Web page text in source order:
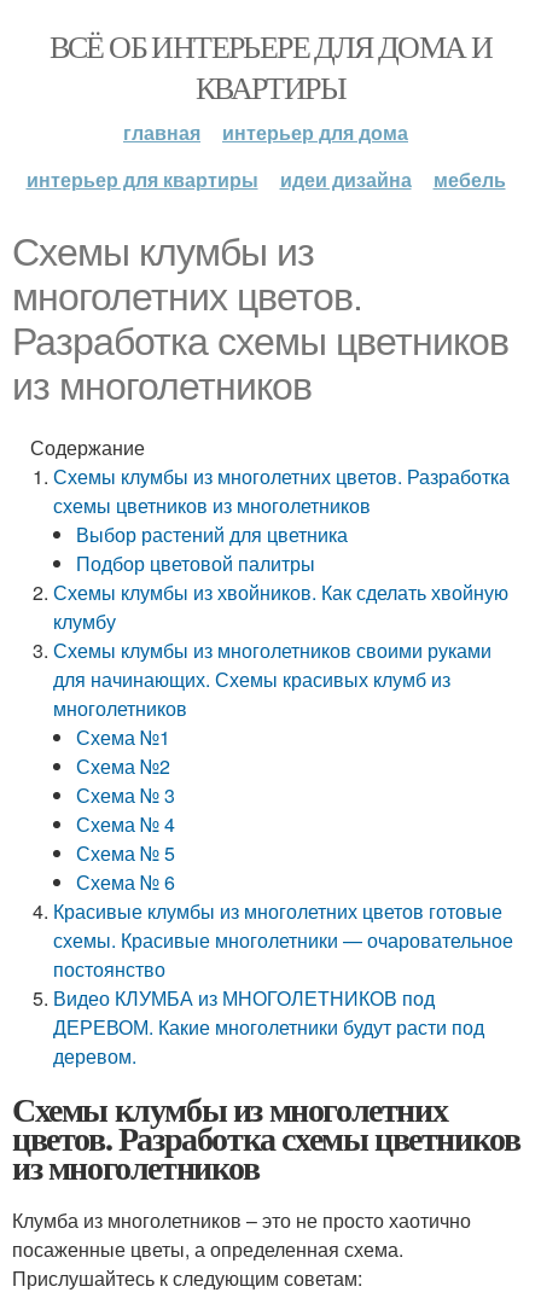
ВСЁ ОБ ИНТЕРЬЕРЕ ДЛЯ ДОМА И
КВАРТИРЫ
главная
интерьер для дома
интерьер для квартиры
идеи дизайна мебель
Схемы клумбы из
многолетних цветов.
Разработка схемы цветников
из многолетников
Содержание
Схемы клумбы из многолетних цветов. Разработка
схемы цветников из многолетников
Выбор растений для цветника
Подбор цветовой палитры
Схемы клумбы из хвойников. Как сделать хвойную
клумбу
Схемы клумбы из многолетников своими руками
для начинающих. Схемы красивых клумб из
многолетников
Схема №1
Схема №2
Схема № 3
Схема № 4
Схема № 5
Схема № 6
Красивые клумбы из многолетних цветов готовые
схемы. Красивые многолетники — очаровательное
постоянство
Видео КЛУМБА из МНОГОЛЕТНИКОВ под
ДЕРЕВОМ. Какие многолетники будут расти под
деревом.
Схемы клумбы из многолетних
цветов. Разработка схемы цветников
из многолетников
Клумба из многолетников – это не просто хаотично
посаженные цветы, а определенная схема.
Прислушайтесь к следующим советам: